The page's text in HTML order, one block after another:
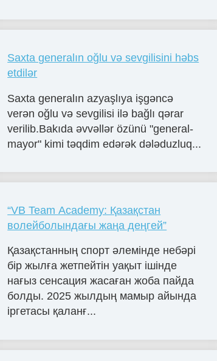
Saxta generalın oğlu və sevgilisini həbs
etdilər
Saxta generalın azyaşlıya işgəncə
verən oğlu və sevgilisi ilə bağlı qərar
verilib.Bakıda əvvəllər özünü "general-
mayor" kimi təqdim edərək dələduzluq...
“VB Team Academy: Қазақстан
волейболындағы жаңа деңгей”
Қазақстанның спорт әлемінде небәрі
бір жылға жетпейтін уақыт ішінде
нағыз сенсация жасаған жоба пайда
болды. 2025 жылдың мамыр айында
іргетасы қаланғ...